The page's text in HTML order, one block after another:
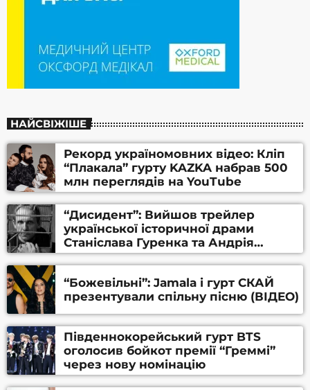
НАЙСВІЖІШЕ
Рекорд україномовних відео: Кліп
“Плакала” гурту KAZKA набрав 500
млн переглядів на YouTube
“Дисидент”: Вийшов трейлер
української історичної драми
Станіслава Гуренка та Андрія
Алфьорова (ВІДЕО)
“Божевільні”: Jamala і гурт СКАЙ
презентували спільну пісню (ВІДЕО)
Південнокорейський гурт BTS
оголосив бойкот премії “Греммі”
через нову номінацію